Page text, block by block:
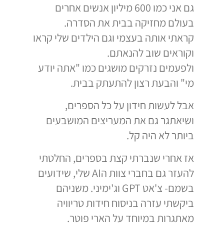
גם אני כמו 600 מיליון אנשים אחרים
בעולם מחזיקה בבית את הסדרה.
קראתי אותה בעצמי וגם הילדים שלי קראו
וקוראים שוב להנאתם.
ולפעמים נזרקים מושגים כמו "אתה יודע
מי" והבעת רצון להתעתק בבית.
אבל לעשות חידון על כל הספרים,
ושיאתגר גם את המעריצים המושבעים
ביותר לא היה קל.
אז אחרי שנברתי קצת בספרים, החלטתי
להעזר גם בחברי צוות הAI שלי, שידועים
בשמם- צ'אט GPT וג'ימיני. משניהם
ביקשתי עזרה בניסוח חידות טריוויה
מאתגרות במיוחד על הארי פוטר.